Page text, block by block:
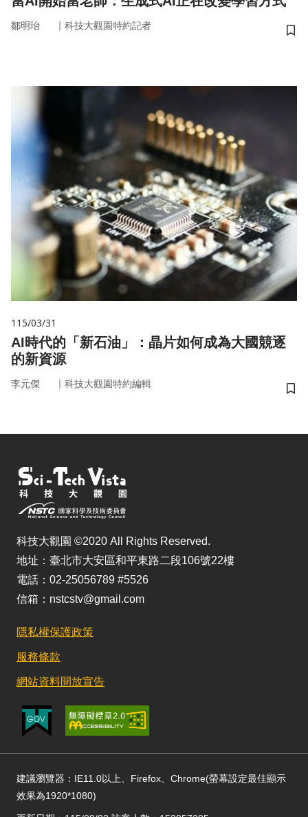
鄒明珆 ｜ 科技大觀園特約記者
儲
115/03/31
AI時代的「新石油」：晶片如何成為大國競逐
的新資源
李元傑 ｜ 科技大觀園特約編輯
儲
科技大觀園 ©2020 All Rights Reserved.
地址：臺北市大安區和平東路二段106號22樓
電話：02-25056789 #5526
信箱：nstcstv@gmail.com
隱私權保護政策
服務條款
網站資料開放宣告
建議瀏覽器：IE11.0以上、Firefox、Chrome(螢幕設定最佳顯示
效果為1920*1080)